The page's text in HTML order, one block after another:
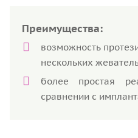
Преимущества:
возможность
нескольких
более простая
сравнении с